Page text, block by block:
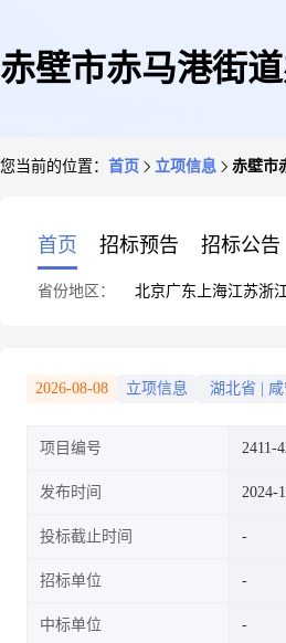
赤壁市赤马港街
您当前的位置： 首页 立项信息 赤壁市
首页 招标预告 招标公告
省份地区： 北京广东 上海江苏浙
2026-08-08 立项信息 湖北省
项目编号 2411-
发布时间 2024-
投标截止时间
招标单位
中标单位